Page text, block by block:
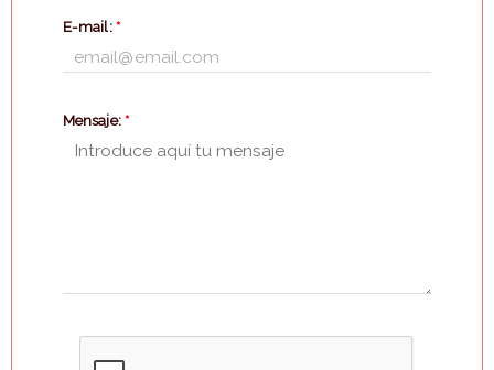
E-mail: *
Mensaje: *